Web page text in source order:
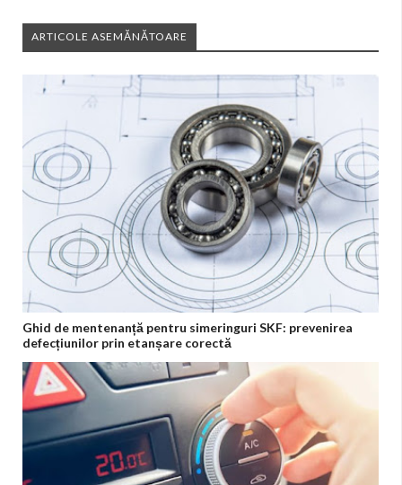
ARTICOLE ASEMĂNĂTOARE
Ghid de mentenanță pentru simeringuri SKF: prevenirea
defecțiunilor prin etanșare corectă